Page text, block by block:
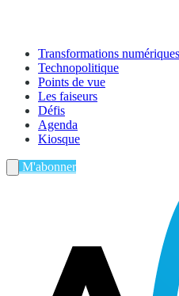
Transformations numériques
Technopolitique
Points de vue
Les faiseurs
Défis
Agenda
Kiosque
M'abonner